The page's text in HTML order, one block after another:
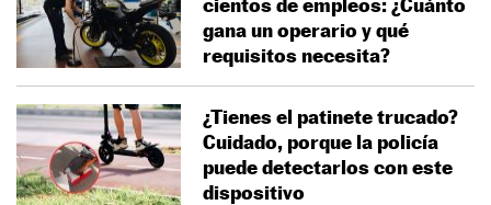
cientos de empleos: ¿Cuánto
gana un operario y qué
requisitos necesita?
¿Tienes el patinete trucado?
Cuidado, porque la policía
puede detectarlos con este
dispositivo